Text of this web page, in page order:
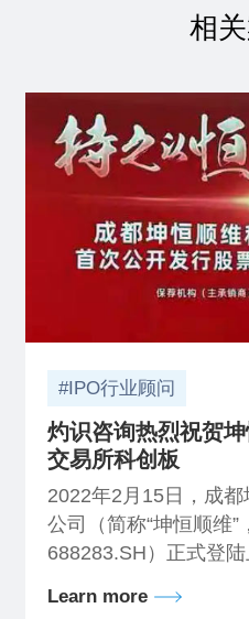
相
#IPO行业顾问
灼识咨询热烈祝贺
交易所科创板
2022年2月15日，成
公司（简称“坤恒顺维”
688283.SH）正式登陆
Learn more